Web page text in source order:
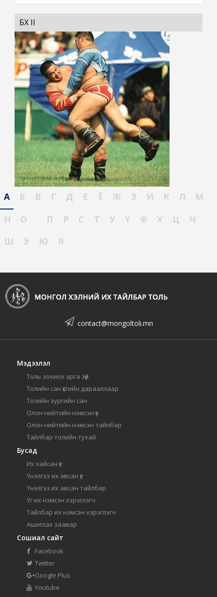
БӨХ II
А Б В Г Д Е Ё Ж З И К Л
М
Н
О П Р С Т У Ү Ф Х Ц
Ч
Ш
Э Ю Я
contact@mongoltoli.mn
Мэдээлэл
Толь зохиох арга зүй
Толийн сан үсгийн дарааллаар
Толийн зургийн сан
Олон нийтийн нэмсэн үг
Олон нийтийн нэмсэн тайлбар
Тайлбар толийн тухай
Бусад
Их хайсан үг
Үнэлгээ их авсан үг
Үнэлгээ их авсан тайлбар
Үг их нэмсэн хэрэглэгч
Тайлбар их нэмсэн хэрэглэгч
Ашиглах заавар
Сошиал сайт
Facebook
Twitter
Google Plus
Youtube